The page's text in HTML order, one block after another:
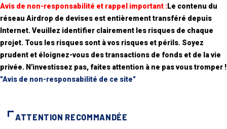
Avis de non-responsabilité et rappel important :Le contenu du
réseau Airdrop de devises est entièrement transféré depuis
Internet. Veuillez identifier clairement les risques de chaque
projet. Tous les risques sont à vos risques et périls. Soyez
prudent et éloignez-vous des transactions de fonds et de la vie
privée. N'investissez pas, faites attention à ne pas vous tromper !
"Avis de non-responsabilité de ce site"
ATTENTION RECOMMANDÉE